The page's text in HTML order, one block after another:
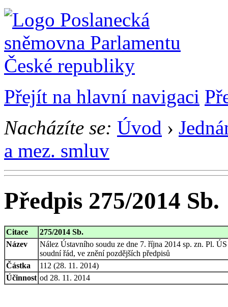
Přejít na hlavní navigaci
Nacházíte se: Úvod ›
a mez. smluv
Předpis 275/2014 Sb.
Citace
275/2014 Sb.
Název
Nález Ústavního soudu ze dne 7. října 2014 sp. zn. Pl.
soudní řád, ve znění pozdějších předpisů
Částka
112 (28. 11. 2014)
Účinnost od 28. 11. 2014